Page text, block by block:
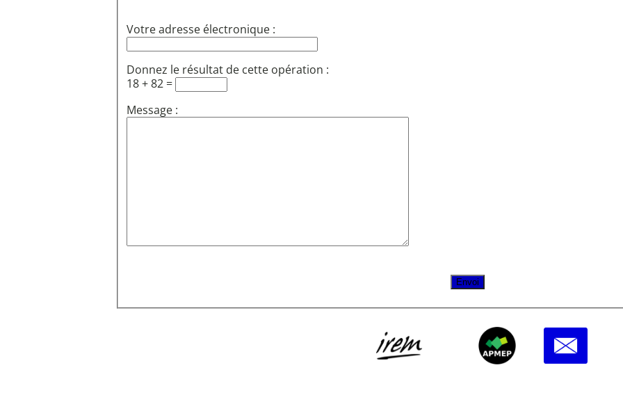
Votre adresse électronique :
Donnez le résultat de cette opération :
18 + 82 =
Message :